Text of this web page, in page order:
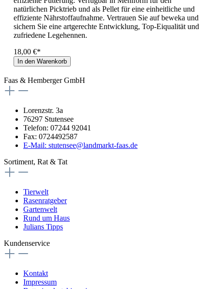
natürlichen Picktrieb und als Pellet für eine einheitliche und
effiziente Nährstoffaufnahme. Vertrauen Sie auf beweka und
sichern Sie eine artgerechte Entwicklung, Top-Eiqualität und
zufriedene Legehennen.
18,00 €*
In den Warenkorb
Faas & Hemberger GmbH
Lorenzstr. 3a
76297 Stutensee
Telefon: 07244 92041
Fax: 0724492587
E-Mail: stutensee@landmarkt-faas.de
Sortiment, Rat & Tat
Tierwelt
Rasenratgeber
Gartenwelt
Rund um Haus
Julians Tipps
Kundenservice
Kontakt
Impressum